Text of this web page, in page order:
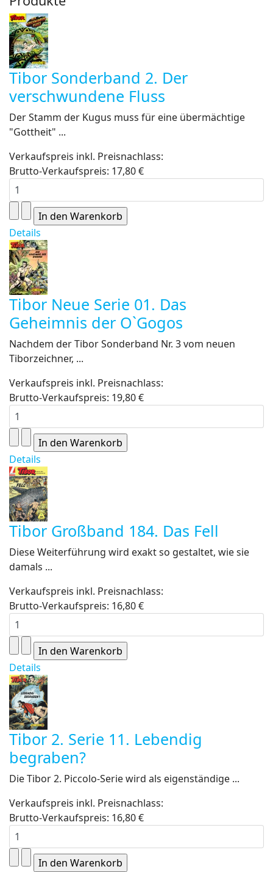
Tibor Sonderband 2. Der
verschwundene Fluss
Der Stamm der Kugus muss für eine übermächtige
"Gottheit" ...
Verkaufspreis inkl. Preisnachlass:
Brutto-Verkaufspreis: 17,80 €
Details
Tibor Neue Serie 01. Das
Geheimnis der O`Gogos
Nachdem der Tibor Sonderband Nr. 3 vom neuen
Tiborzeichner, ...
Verkaufspreis inkl. Preisnachlass:
Brutto-Verkaufspreis: 19,80 €
Details
Tibor Großband 184. Das Fell
Diese Weiterführung wird exakt so gestaltet, wie sie
damals ...
Verkaufspreis inkl. Preisnachlass:
Brutto-Verkaufspreis: 16,80 €
Details
Tibor 2. Serie 11. Lebendig
begraben?
Die Tibor 2. Piccolo-Serie wird als eigenständige ...
Verkaufspreis inkl. Preisnachlass:
Brutto-Verkaufspreis: 16,80 €